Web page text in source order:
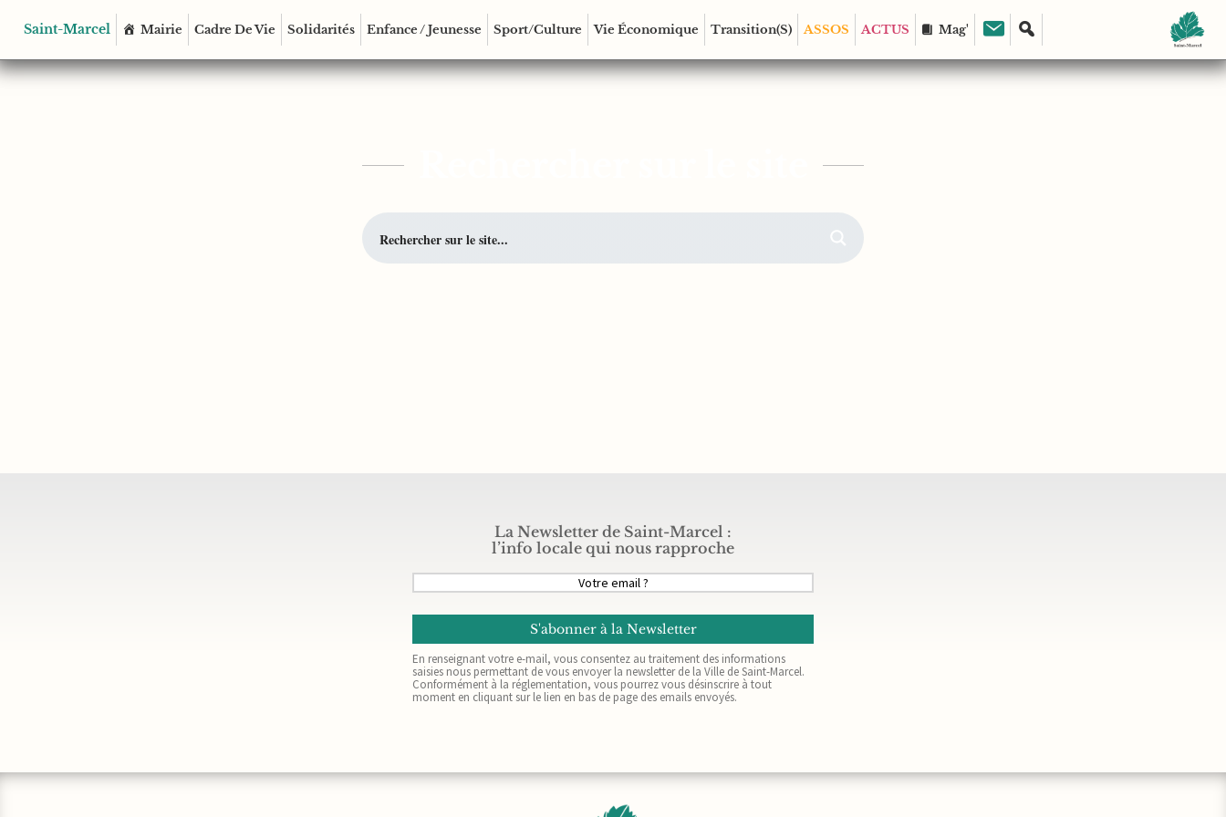
Saint-Marcel Mairie Cadre De Vie Solidarités Enfance / Jeunesse Sport/Culture Vie Économique Transition(s) ASSOS ACTUS Mag'
La Newsletter de Saint-Marcel :
l’info locale qui nous rapproche
Votre
email(Nécessaire)
En renseignant votre e-mail, vous consentez au traitement des informations
saisies nous permettant de vous envoyer la newsletter de la Ville de Saint-Marcel.
Conformément à la réglementation, vous pourrez vous désinscrire à tout
moment en cliquant sur le lien en bas de page des emails envoyés.